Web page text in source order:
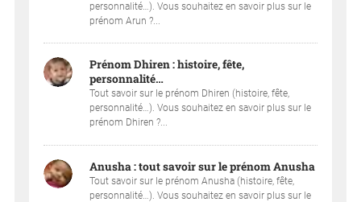
personnalité…). Vous souhaitez en savoir plus sur le
prénom Arun ?...
Prénom Dhiren : histoire, fête,
personnalité…
Tout savoir sur le prénom Dhiren (histoire, fête,
personnalité…). Vous souhaitez en savoir plus sur le
prénom Dhiren ?...
Anusha : tout savoir sur le prénom Anusha
Tout savoir sur le prénom Anusha (histoire, fête,
personnalité…). Vous souhaitez en savoir plus sur le